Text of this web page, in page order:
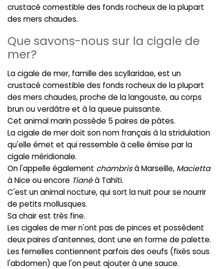
crustacé comestible des fonds rocheux de la plupart
des mers chaudes.
Que savons-nous sur la cigale de
mer?
La cigale de mer, famille des scyllaridae, est un
crustacé comestible des fonds rocheux de la plupart
des mers chaudes, proche de la langouste, au corps
brun ou verdâtre et à la queue puissante.
Cet animal marin possède 5 paires de pâtes.
La cigale de mer doit son nom français à la stridulation
qu'elle émet et qui ressemble à celle émise par la
cigale méridionale.
On l'appelle également chambrisà Marseille, Macietta
à Nice ou encore Tianéà Tahiti.
C'est un animal nocture, qui sort la nuit pour se nourrir
de petits mollusques.
Sa chair est très fine.
Les cigales de mer n'ont pas de pinces et possèdent
deux paires d'antennes, dont une en forme de palette.
Les femelles contiennent parfois des oeufs (fixés sous
l'abdomen) que l'on peut ajouter à une sauce.